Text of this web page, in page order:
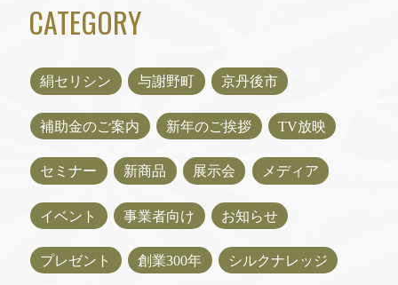
CATEGORY
絹セリシン 与謝野町 京丹後市
補助金のご案内 新年のご挨拶 TV放映
セミナー 新商品 展示会 メディア
イベント 事業者向け お知らせ
プレゼント 創業300年 シルクナレッジ